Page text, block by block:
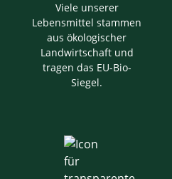
Viele unserer
Lebensmittel stammen
aus ökologischer
Landwirtschaft und
tragen das EU-Bio-
Siegel.